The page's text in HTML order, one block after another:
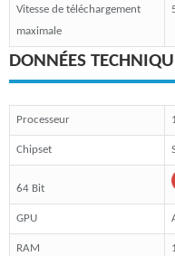
Vitesse de téléchargement
maximale
DONNÉES
Processeur
Chipset
64 Bit
GPU
RAM